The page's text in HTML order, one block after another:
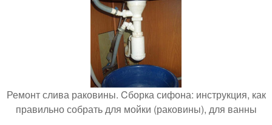
Ремонт слива раковины. Cборка сифона: инструкция, как
правильно собрать для мойки (раковины), для ванны